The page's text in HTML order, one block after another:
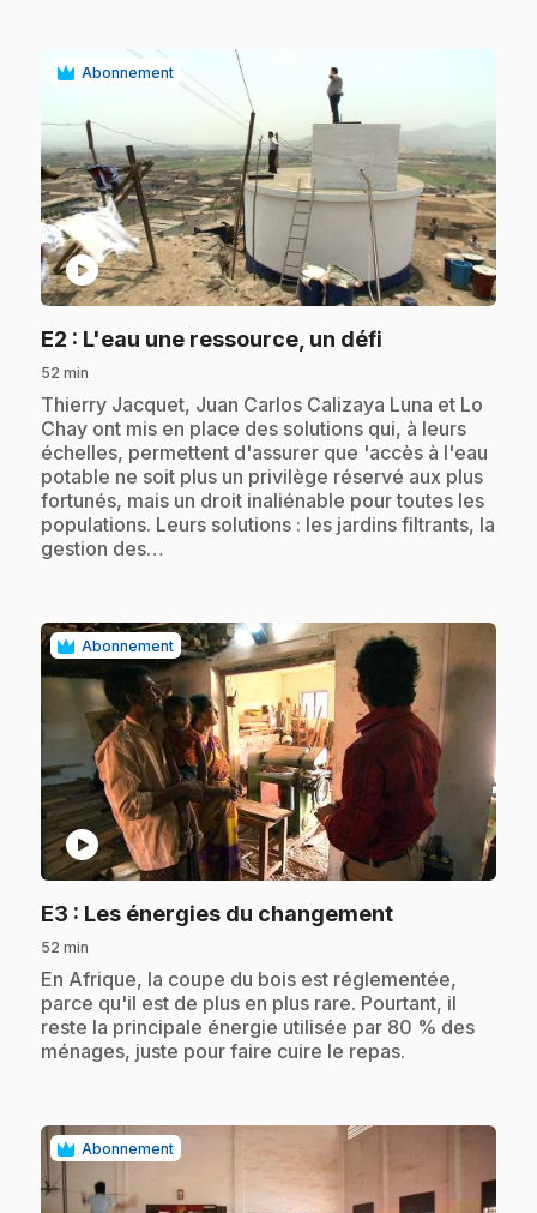
Abonnement
play_circle
E2 : L'eau une ressource, un défi
52 min
.Thierry Jacquet, Juan Carlos Calizaya Luna et Lo
Chay ont mis en place des solutions qui, à leurs
échelles, permettent d'assurer que 'accès à l'eau
potable ne soit plus un privilège réservé aux plus
fortunés, mais un droit inaliénable pour toutes les
populations. Leurs solutions : les jardins filtrants, la
gestion des…
Abonnement
play_circle
E3 : Les énergies du changement.
52 min
.En Afrique, la coupe du bois est réglementée,
parce qu'il est de plus en plus rare. Pourtant, il
reste la principale énergie utilisée par 80 % des
ménages, juste pour faire cuire le repas.
Abonnement